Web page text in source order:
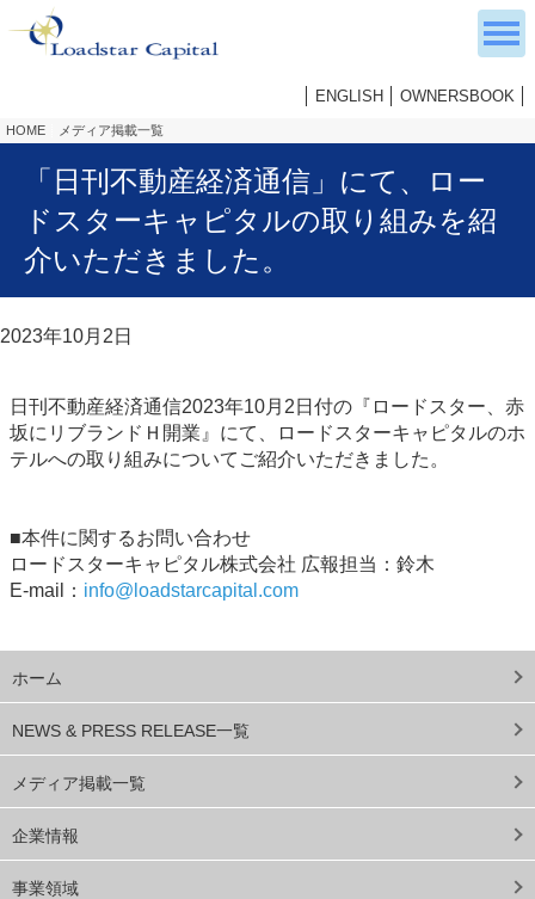
ENGLISH OWNERSBOOK
HOME メディア掲載一覧
ホーム
NEWS & PRESS RELEASE一覧
メディア掲載一覧
企業情報
事業領域
「日刊不動産経済通信」にて、ロー
ドスターキャピタルの取り組みを紹
介いただきました。
2023年10月2日
日刊不動産経済通信2023年10月2日付の『ロードスター、赤
坂にリブランドＨ開業』にて、ロードスターキャピタルのホ
テルへの取り組みについてご紹介いただきました。
■本件に関するお問い合わせ
ロードスターキャピタル株式会社 広報担当：鈴木
E-mail： info@loadstarcapital.com